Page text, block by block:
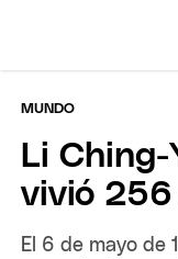
MUNDO
Li Ching-
vivió 256
El 6 de mayo de